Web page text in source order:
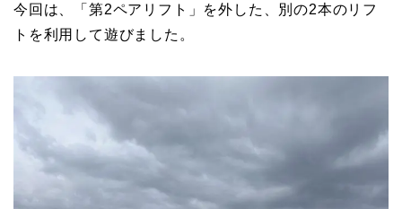
今回は、「第2ペアリフト」を外した、別の2本のリフ
トを利用して遊びました。